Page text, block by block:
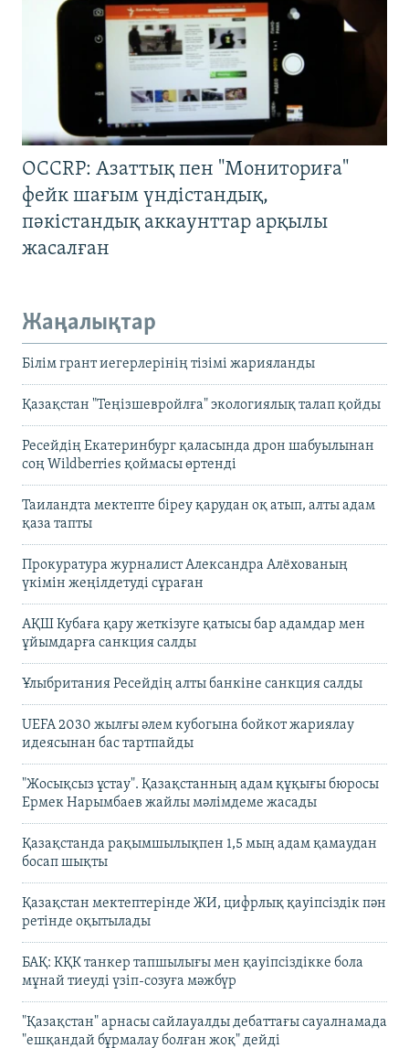
OCCRP: Азаттық пен "Мониториға"
фейк шағым үндістандық,
пәкістандық аккаунттар арқылы
жасалған
Жаңалықтар
Білім грант иегерлерінің тізімі жарияланды
Қазақстан "Теңізшевройлға" экологиялық талап қойды
Ресейдің Екатеринбург қаласында дрон шабуылынан
соң Wildberries қоймасы өртенді
Таиландта мектепте біреу қарудан оқ атып, алты адам
қаза тапты
Прокуратура журналист Александра Алёхованың
үкімін жеңілдетуді сұраған
АҚШ Кубаға қару жеткізуге қатысы бар адамдар мен
ұйымдарға санкция салды
Ұлыбритания Ресейдің алты банкіне санкция салды
UEFA 2030 жылғы әлем кубогына бойкот жариялау
идеясынан бас тартпайды
"Жосықсыз ұстау". Қазақстанның адам құқығы бюросы
Ермек Нарымбаев жайлы мәлімдеме жасады
Қазақстанда рақымшылықпен 1,5 мың адам қамаудан
босап шықты
Қазақстан мектептерінде ЖИ, цифрлық қауіпсіздік пән
ретінде оқытылады
БАҚ: КҚК танкер тапшылығы мен қауіпсіздікке бола
мұнай тиеуді үзіп-созуға мәжбүр
"Қазақстан" арнасы сайлауалды дебаттағы сауалнамада
"ешқандай бұрмалау болған жоқ" дейді